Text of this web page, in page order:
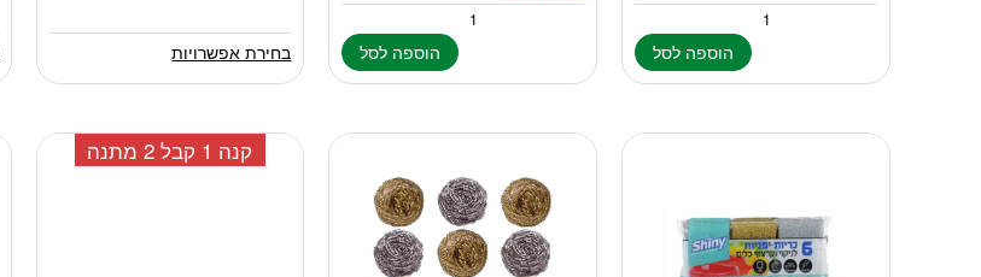
הוספה לסל הוספה לסל
בעמוד
בחירת אפשרויות
קנה 1 קבל 2 מתנה